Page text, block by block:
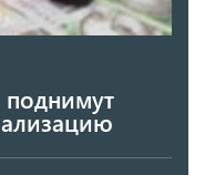
поднимут